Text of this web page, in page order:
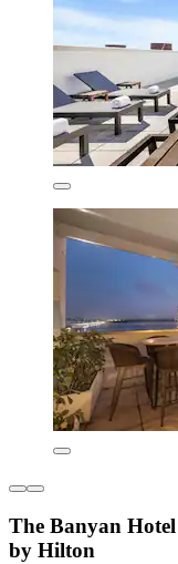
The Banyan
by Hilton